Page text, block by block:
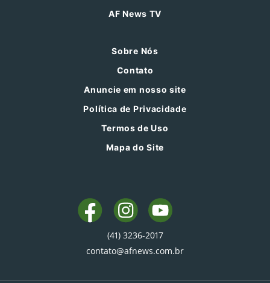
AF News TV
Sobre Nós
Contato
Anuncie em nosso site
Política de Privacidade
Termos de Uso
Mapa do Site
(41) 3236-2017
contato@afnews.com.br